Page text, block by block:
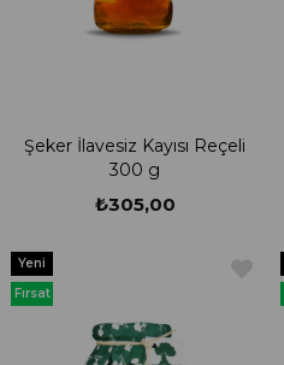
Şeker İlavesiz Kayısı Reçeli
300 g
₺305,00
Yeni
Ürün
Fırsat